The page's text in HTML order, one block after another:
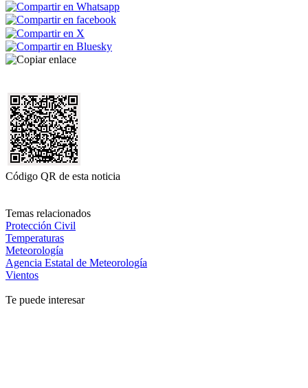
Código QR de esta noticia
Temas relacionados
Protección Civil
Temperaturas
Meteorología
Agencia Estatal de Meteorología
Vientos
Te puede interesar